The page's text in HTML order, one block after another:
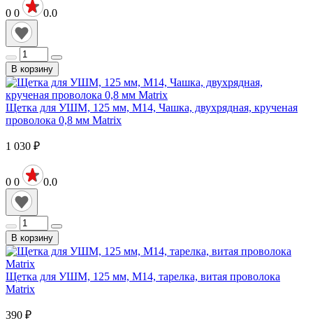
0 0 0.0
В корзину
Щетка для УШМ, 125 мм, М14, Чашка, двухрядная, крученая
проволока 0,8 мм Matrix
1 030 ₽
0 0 0.0
В корзину
Щетка для УШМ, 125 мм, М14, тарелка, витая проволока
Matrix
390 ₽